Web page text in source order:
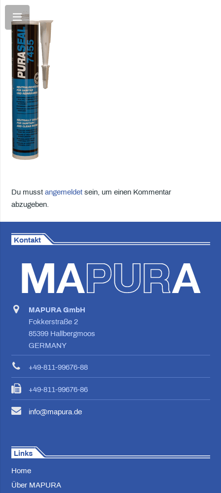
Du musst angemeldetsein, um einen Kommentar
abzugeben.
Kontakt
MAPURA GmbH
Fokkerstraße 2
85399 Hallbergmoos
GERMANY
+49-811-99676-88
+49-811-99676-86
info@mapura.de
Links
Home
Über MAPURA